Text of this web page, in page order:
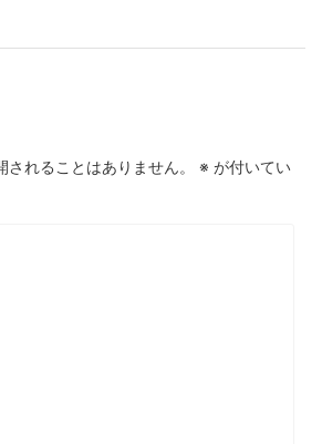
されることはありません。 ※ が付いてい